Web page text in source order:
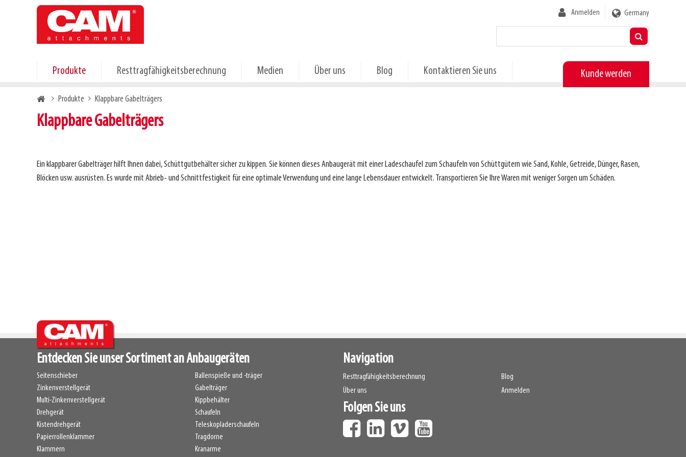
User
account
Anmelden Germany
Produkte Resttragfähigkeitsberechnung Medien Über uns Blog Kontaktieren Sie uns Kunde werden
BreadcrumbProdukte Klappbare Gabelträgers
Klappbare Gabelträgers
Ein klappbarer Gabelträger hilft Ihnen dabei, Schüttgutbehälter sicher zu kippen. Sie können dieses Anbaugerät mit einer Ladeschaufel zum Schaufeln von Schüttgütern wie Sand, Kohle, Getreide, Dünger, Rasen,
Blöcken usw. ausrüsten. Es wurde mit Abrieb- und Schnittfestigkeit für eine optimale Verwendung und eine lange Lebensdauer entwickelt. Transportieren Sie Ihre Waren mit weniger Sorgen um Schäden.
Entdecken Sie unser Sortiment an Anbaugeräten
Seitenschieber
Zinkenverstellgerät
Multi-Zinkenverstellgerät
Drehgerät
Kistendrehgerät
Papierrollenklammer
Klammern
Ballenspieße und -träger
Gabelträger
Kippbehälter
Schaufeln
Teleskopladerschaufeln
Tragdorne
Kranarme
Navigation
Resttragfähigkeitsberechnung
Über uns
Blog
Anmelden
Folgen Sie uns